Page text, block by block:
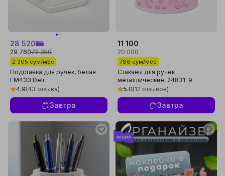
28 520
29 76072 350
2 305 сум/мес
Подставка для ручек, белая
EM433 Deli
4.9(43 отзыва)
Завтра
11 100
20 000
786 сум/мес
Стаканы для ручек
металлические, 24831-9
5.0(12 отзывов)
Завтра